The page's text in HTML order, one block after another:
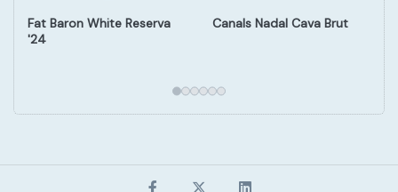
Fat Baron White Reserva
'24
Canals Nadal Cava Brut